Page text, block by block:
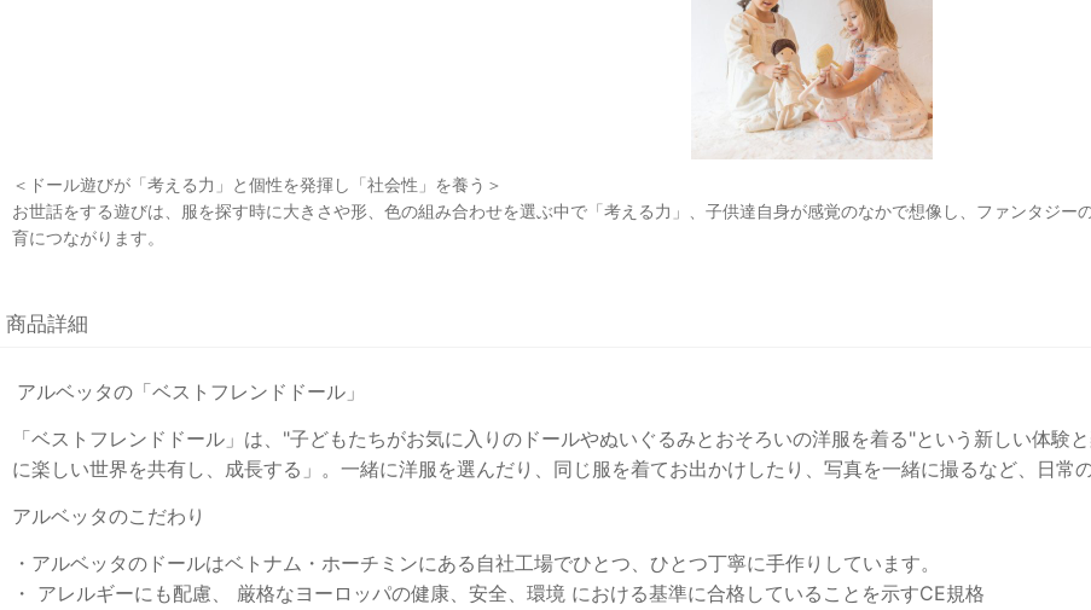
＜ドール遊びが「考える力」と個性を発揮し「社会性」を養う＞
お世話をする遊びは、服を探す時に大きさや形、色の組み合わせを選ぶ中で「考える力」、子供達自身が感覚のなかで想像し、ファンタジ
育につながります。
商品詳細
アルベッタの「ベストフレンドドール」
「ベストフレンドドール」は、"子どもたちがお気に入りのドールやぬいぐるみとおそろいの洋服を着る"という新しい体験
に楽しい世界を共有し、成長する」。一緒に洋服を選んだり、同じ服を着てお出かけしたり、写真を一緒に撮るなど、日常
アルベッタのこだわり
・アルベッタのドールはベトナム・ホーチミンにある自社工場でひとつ、ひとつ丁寧に手作りしています。
・ アレルギーにも配慮、 厳格なヨーロッパの健康、安全、環境 における基準に合格していることを示すCE規格